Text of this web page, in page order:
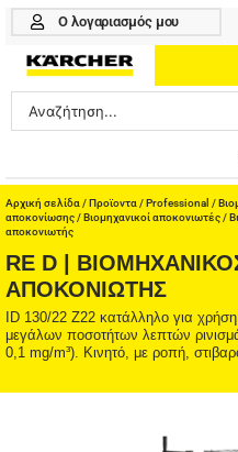
Μετάβαση
περιεχόμενο
Ο λογαριασμός μου
Search
...
ONLINE SHOP
PROFESSIONAL
ΑΞΕΣΟΥΑΡ
ΚΑΘΑΡΙΣΤΙΚΑ
ΥΠΗΡΕΣΙΕΣ-ΝΕΑ-ΛΥΣΕΙΣ
Αρχική σελίδα /Προϊοντα /Professional /
αποκονίωσης/Βιομηχανικοί αποκονιωτές/
αποκονιωτής
RE D |
ΑΠΟΚΟΝΙΩΤΉΣ
ID 130/22 Z22 κατάλληλο για
μεγάλων ποσοτήτων λεπτών
0,1 mg/m³). Κινητό, με ροπή,